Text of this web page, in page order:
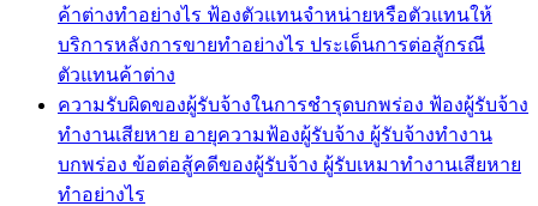
ค้าต่างทำอย่างไร ฟ้องตัวแทนจำหน่ายหรือตัวแทนให้
บริการหลังการขายทำอย่างไร ประเด็นการต่อสู้กรณี
ตัวแทนค้าต่าง
ความรับผิดของผู้รับจ้างในการชำรุดบกพร่อง ฟ้องผู้รับจ้าง
ทำงานเสียหาย อายุความฟ้องผู้รับจ้าง ผู้รับจ้างทำงาน
บกพร่อง ข้อต่อสู้คดีของผู้รับจ้าง ผู้รับเหมาทำงานเสียหาย
ทำอย่างไร